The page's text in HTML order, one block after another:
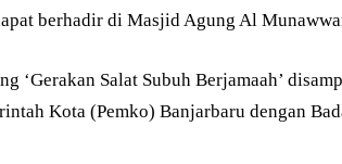
berhadir di Masjid Agung Al
‘Gerakan Salat Subuh Berjamaah’
Kota (Pemko) Banjarbaru dengan